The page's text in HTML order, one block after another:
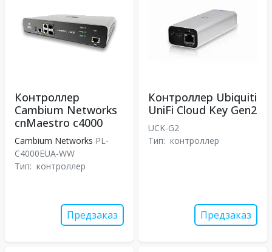
Контроллер
Cambium Networks
cnMaestro c4000
Cambium Networks PL-
C4000EUA-WW
Тип: контроллер
Предзаказ
Контроллер Ubiquiti
UniFi Cloud Key Gen2
UCK-G2
Тип: контроллер
Предзаказ